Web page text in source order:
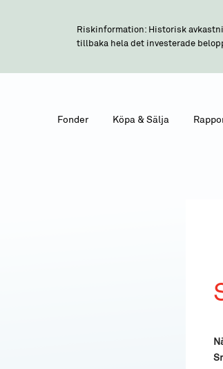
Riskinformation: Historisk
tillbaka hela det investerade
Fonder Köpa & Sälja